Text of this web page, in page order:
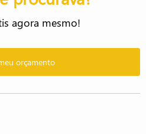
agora mesmo!
orçamento